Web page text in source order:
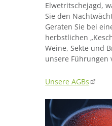
Elwetritschejagd,
Sie den
Geraten Sie bei
herbstlichen
Weine, Sekte und
unsere Führungen
Unsere AGBs